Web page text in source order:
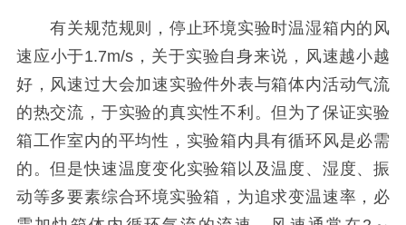
有关规范规则，停止环境实验时温湿箱内的风
速应小于1.7m/s，关于实验自身来说，风速越小越
好，风速过大会加速实验件外表与箱体内活动气流
的热交流，于实验的真实性不利。但为了保证实验
箱工作室内的平均性，实验箱内具有循环风是必需
的。但是快速温度变化实验箱以及温度、湿度、振
动等多要素综合环境实验箱，为追求变温速率，必